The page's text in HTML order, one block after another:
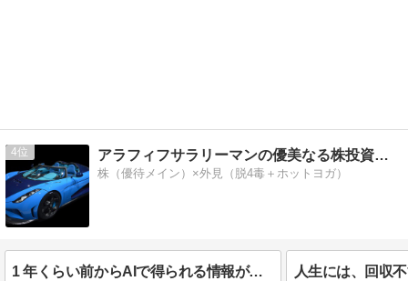
4 アラフィフサラリーマンの優美なる株投資ブログ
株（優待メイン）×外見（脱4毒＋ホットヨガ）
1 年くらい前からAIで得られる情報が薄くなってきた なぜなら本当に大事なことはオンラインで言わない人が増えてきたから 人生には、回収